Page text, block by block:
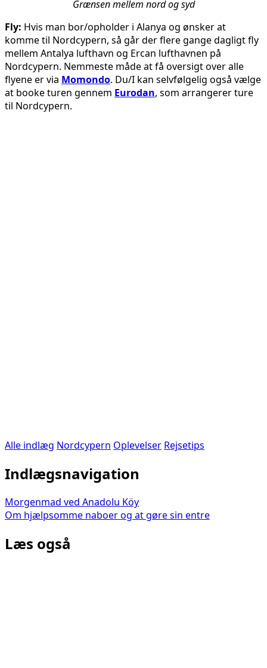
Grænsen mellem nord og syd
Fly: Hvis man bor/opholder i Alanya og ønsker at
komme til Nordcypern, så går der flere gange dagligt fly
mellem Antalya lufthavn og Ercan lufthavnen på
Nordcypern. Nemmeste måde at få oversigt over alle
flyene er via Momondo. Du/I kan selvfølgelig også vælge
at booke turen gennem Eurodan, som arrangerer ture
til Nordcypern.
Alle indlæg Nordcypern Oplevelser Rejsetips
Indlægsnavigation
Morgenmad ved Anadolu Köy
Om hjælpsomme naboer og at gøre sin entre
Læs også